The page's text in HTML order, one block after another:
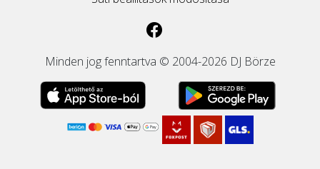
Minden jog fenntartva © 2004-2026 DJ Börze